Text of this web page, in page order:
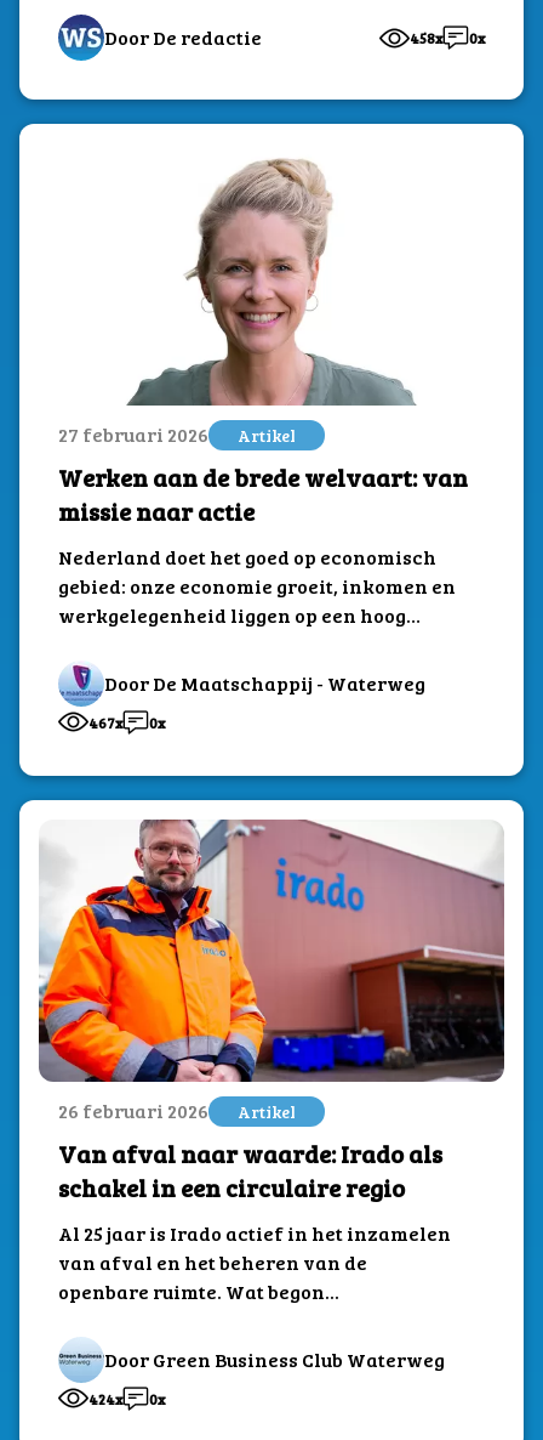
onderscheiding...
Door De redactie 458x 0x
27 februari 2026 Artikel
Werken aan de brede welvaart: van
missie naar actie
Nederland doet het goed op economisch
gebied: onze economie groeit, inkomen en
werkgelegenheid liggen op een hoog
Door De Maatschappij - Waterweg
467x 0x
26 februari 2026 Artikel
Van afval naar waarde: Irado als
schakel in een circulaire regio
Al 25 jaar is Irado actief in het inzamelen
van afval en het beheren van de
openbare ruimte. Wat begon...
Door Green Business Club Waterweg
424x 0x